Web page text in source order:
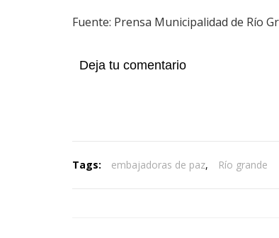
Fuente: Prensa Municipalidad de Río
Deja tu comentario
Tags: embajadoras de paz, Río grande